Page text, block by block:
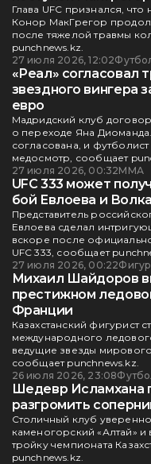
Глава UFC признался,
Конор МакГрегор
после тяжелой травмы
punchnews.kz.
27 июля 2026, 12:02
«Реал» согласовал
звездного вингера
евро
Мадридский клуб
о переходе Яна
согласована, и
медосмотр, сообщает
27 июля 2026, 00:32ММА
UFC 333 может
бой Евлоева и
Представитель
Евлоева сделал
вскоре после
UFC 333, сообщает
27 июля 2026, 00:22
Михаил Шайдоров
престижном
Франции
Казахстанский фигурист
международного
ведущие звезды
сообщает punchnews.kz.
26 июля 2026, 23:08
Шедевр Исламхана
разгромить
Столичный клуб
каменогорский «Алтай»
тройку чемпионата
punchnews.kz.